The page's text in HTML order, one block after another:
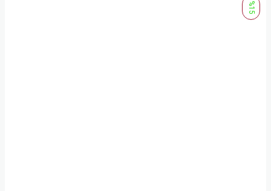
%15